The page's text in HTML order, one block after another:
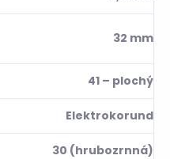
32 mm
41 – plochý
Elektrokorund
30 (hrubozrnná)